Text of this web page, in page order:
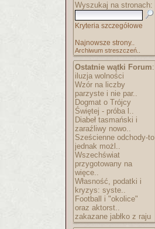
Wyszukaj na stronach:
Kryteria szczegółowe
Najnowsze strony..
Archiwum streszczeń..
Ostatnie wątki Forum:
iluzja wolności
Wzór na liczby
parzyste i nie par..
Dogmat o Trójcy
Świętej - próba l..
Diabeł tasmański i
zaraźliwy nowo..
Sześcienne odchody-to
jednak możl..
Wszechświat
przygotowany na
więce..
Własność, podatki i
kryzys: syste..
Football i "okolice"
oraz aktorst..
zakazane jabłko z raju